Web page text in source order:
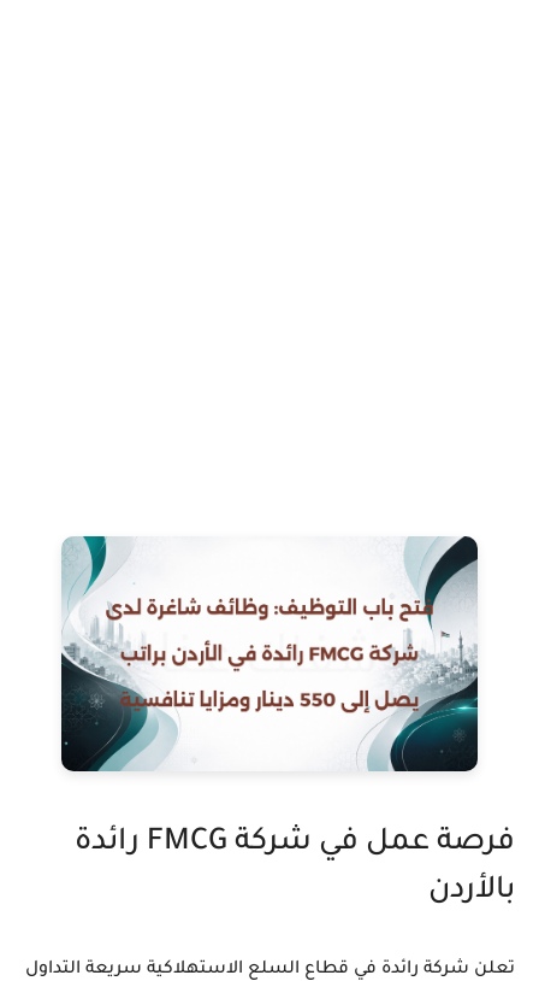
فرصة عمل في شركة FMCG رائدة
بالأردن
تعلن شركة رائدة في قطاع السلع الاستهلاكية سريعة التداول